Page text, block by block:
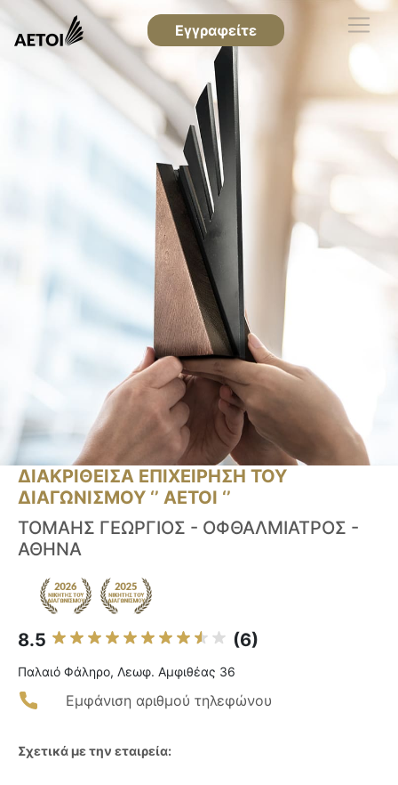
Εγγραφείτε
ΔΙΑΚΡΙΘΕΙΣΑ ΕΠΙΧΕΙΡΗΣΗ ΤΟΥ
ΔΙΑΓΩΝΙΣΜΟΥ ‘’ ΑΕΤΟΙ ‘’
ΤΟΜΑΗΣ ΓΕΩΡΓΙΟΣ - ΟΦΘΑΛΜΙΑΤΡΟΣ -
ΑΘΗΝΑ
8.5 (6)
Παλαιό Φάληρο, Λεωφ. Αμφιθέας 36
Εμφάνιση αριθμού τηλεφώνου
Σχετικά με την εταιρεία: